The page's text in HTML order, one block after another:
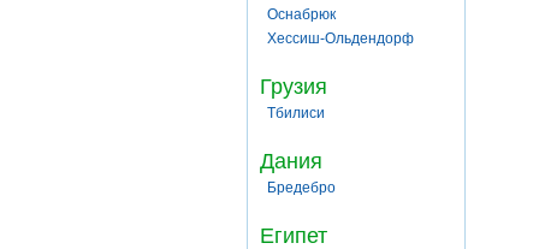
Оснабрюк
Хессиш-Ольдендорф
Грузия
Тбилиси
Дания
Бредебро
Египет